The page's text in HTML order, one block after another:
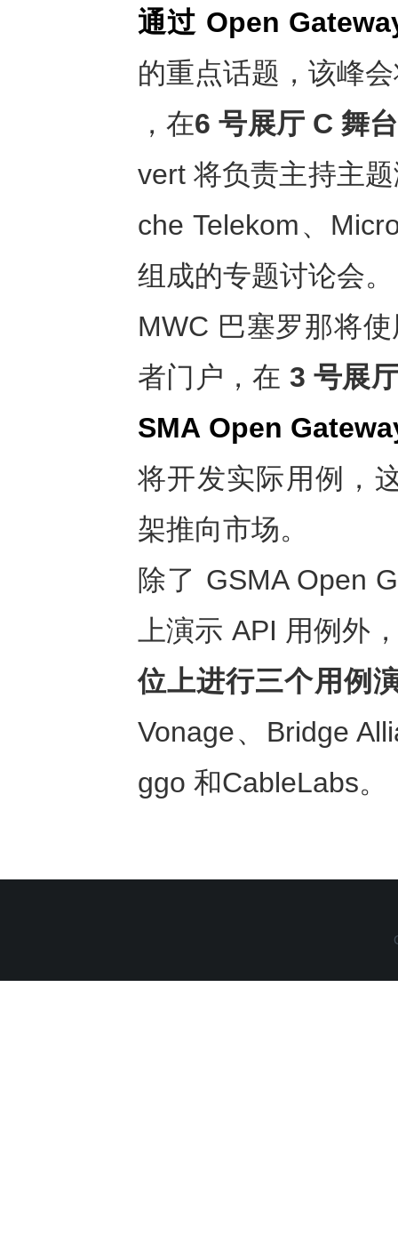
通过 Open
的重点话题，该峰
，在6号展厅C舞台
vert 将负责主持主
che Telekom、
组成的专题讨论会。
MWC 巴塞罗那将
者门户，在 3号展
SMA Open
将开发实际用例，
架推向市场。
除了 GSMA Open
上演示 API 用例外
位上进行三个用例
Vonage、Bridge
ggo 和CableLabs。